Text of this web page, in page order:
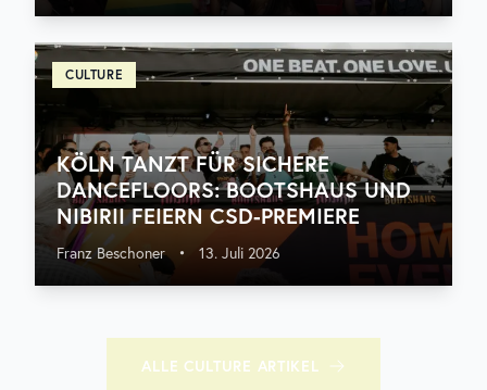
CULTURE
KÖLN TANZT FÜR SICHERE
DANCEFLOORS: BOOTSHAUS UND
NIBIRII FEIERN CSD-PREMIERE
Franz Beschoner • 13. Juli 2026
ALLE CULTURE ARTIKEL